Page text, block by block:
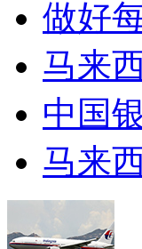
做好
马来
中国
马来